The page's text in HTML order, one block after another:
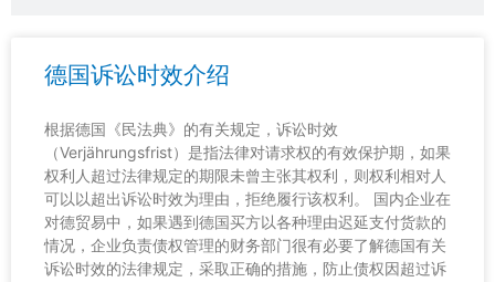
德国诉讼时效介绍
根据德国《民法典》的有关规定，诉讼时效
（Verjährungsfrist）是指法律对请求权的有效保护期，如果
权利人超过法律规定的期限未曾主张其权利，则权利相对人
可以以超出诉讼时效为理由，拒绝履行该权利。 国内企业在
对德贸易中，如果遇到德国买方以各种理由迟延支付货款的
情况，企业负责债权管理的财务部门很有必要了解德国有关
诉讼时效的法律规定，采取正确的措施，防止债权因超过诉